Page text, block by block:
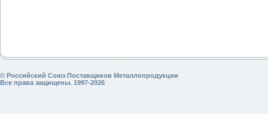
© Российский Союз Поставщиков Металлопродукции
Все права защищены. 1997-2026